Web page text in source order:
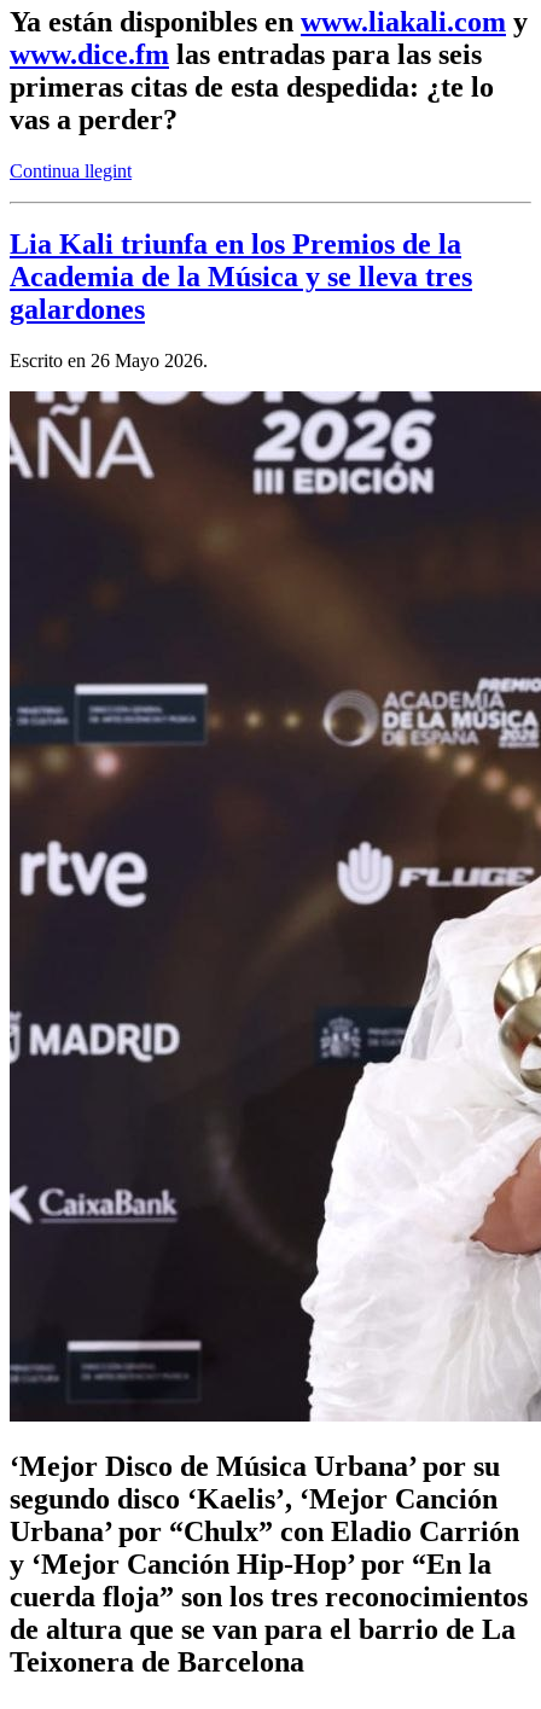
Ya están disponibles en www.liakali.com y
www.dice.fm las entradas para las seis
primeras citas de esta despedida: ¿te lo
vas a perder?
Continua llegint
Lia Kali triunfa en los Premios de la
Academia de la Música y se lleva tres
galardones
Escrito en 26 Mayo 2026.
‘Mejor Disco de Música Urbana’ por su
segundo disco ‘Kaelis’, ‘Mejor Canción
Urbana’ por “Chulx” con Eladio Carrión
y ‘Mejor Canción Hip-Hop’ por “En la
cuerda floja” son los tres reconocimientos
de altura que se van para el barrio de La
Teixonera de Barcelona